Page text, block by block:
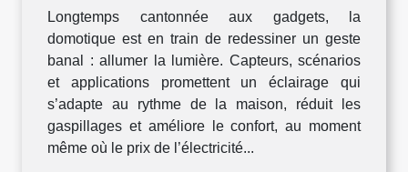
Longtemps cantonnée aux gadgets, la
domotique est en train de redessiner un geste
banal : allumer la lumière. Capteurs, scénarios
et applications promettent un éclairage qui
s’adapte au rythme de la maison, réduit les
gaspillages et améliore le confort, au moment
même où le prix de l’électricité...